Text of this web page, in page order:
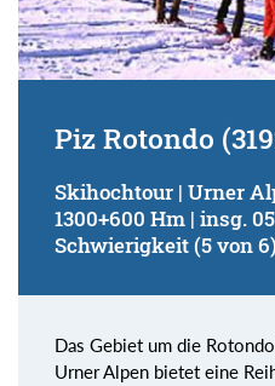
Piz Rotondo
Skihochtour | Urner
1300+600 Hm | insg.
Schwierigkeit (5 von 6)
Das Gebiet um die
Urner Alpen bietet eine